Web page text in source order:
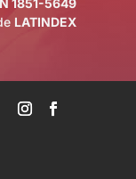
1851-5649
LATINDEX